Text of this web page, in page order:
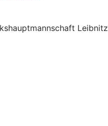
Leibnitz